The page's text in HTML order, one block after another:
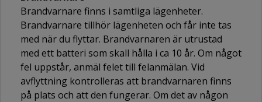
Brandvarnare finns i samtliga lägenheter.
Brandvarnare tillhör lägenheten och får inte tas
med när du flyttar. Brandvarnaren är utrustad
med ett batteri som skall hålla i ca 10 år. Om något
fel uppstår, anmäl felet till felanmälan. Vid
avflyttning kontrolleras att brandvarnaren finns
på plats och att den fungerar. Om det av någon